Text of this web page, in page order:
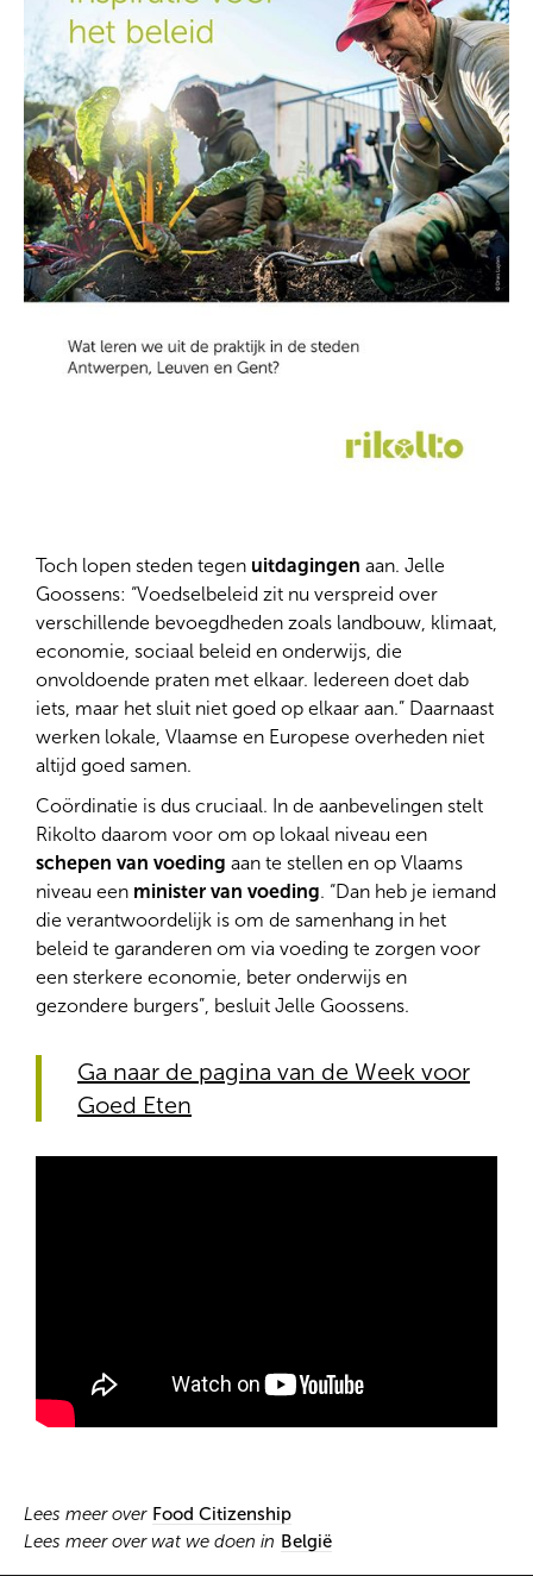
Toch lopen steden tegen uitdagingen aan. Jelle
Goossens: “Voedselbeleid zit nu verspreid over
verschillende bevoegdheden zoals landbouw, klimaat,
economie, sociaal beleid en onderwijs, die
onvoldoende praten met elkaar. Iedereen doet dab
iets, maar het sluit niet goed op elkaar aan.” Daarnaast
werken lokale, Vlaamse en Europese overheden niet
altijd goed samen.
Coördinatie is dus cruciaal. In de aanbevelingen stelt
Rikolto daarom voor om op lokaal niveau een
schepen van voeding aan te stellen en op Vlaams
niveau een minister van voeding. “Dan heb je iemand
die verantwoordelijk is om de samenhang in het
beleid te garanderen om via voeding te zorgen voor
een sterkere economie, beter onderwijs en
gezondere burgers”, besluit Jelle Goossens.
Ga naar de pagina van de Week voor
Goed Eten
Lees meer over Food Citizenship
Lees meer over wat we doen in België